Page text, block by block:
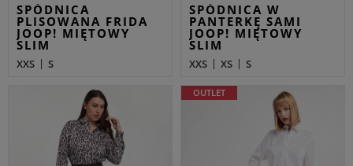
SPÓDNICA
PLISOWANA FRIDA
JOOP! MIĘTOWY
SLIM
XXS S
SPÓDNICA W
PANTERKĘ SAMI
JOOP! MIĘTOWY
SLIM
XXS XS S
OUTLET